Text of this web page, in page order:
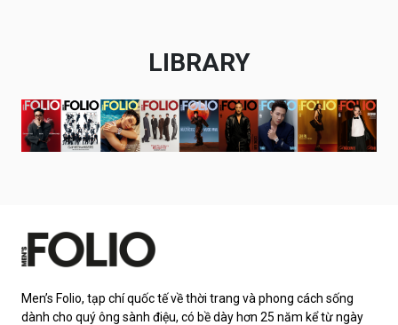
LIBRARY
Men’s Folio, tạp chí quốc tế về thời trang và phong cách sống
dành cho quý ông sành điệu, có bề dày hơn 25 năm kể từ ngày